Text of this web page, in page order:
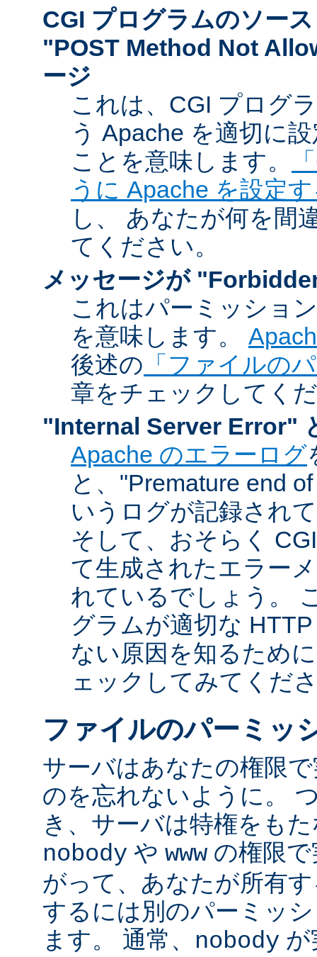
CGI プログラムのソー
"POST Method Not
ージ
これは、CGI プログ
う Apache を適切に
ことを意味します。
うに Apache を設定
し、 あなたが何を間
てください。
メッセージが
これはパーミッショ
を意味します。
後述の 「ファイルの
章をチェックしてく
"Internal Server Error"
Apache のエラーログ
と、"Premature end
いうログが記録され
そして、おそらく
て生成されたエラー
れているでしょう。
グラムが適切な
ない原因を知るため
ェックしてみてくだ
ファイルのパーミッ
サーバはあなたの権限
のを忘れないように。
き、サーバは特権をも
nobody や www の権限
がって、あなたが所有
するには別のパーミッ
ます。 通常、 nobody が